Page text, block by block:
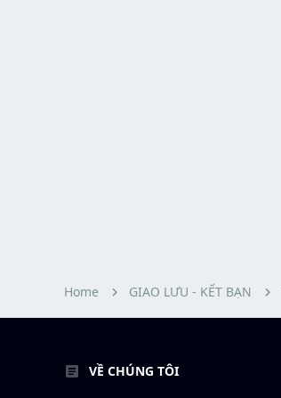
Home GIAO LƯU - KẾT BẠN
VỀ CHÚNG TÔI